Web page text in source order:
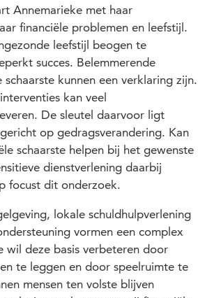
Annemarieke met haar
financiële problemen en leefstijl.
leefstijl beogen te
succes. Belemmerende
schaarste kunnen een verklaring zijn.
kan veel
De sleutel daarvoor ligt
op gedragsverandering. Kan
schaarste helpen bij het gewenste
dienstverlening daarbij
focust dit onderzoek.
lokale schuldhulpverlening
vormen een complex
wil deze basis verbeteren door
te leggen en door speelruimte te
mensen ten volste blijven